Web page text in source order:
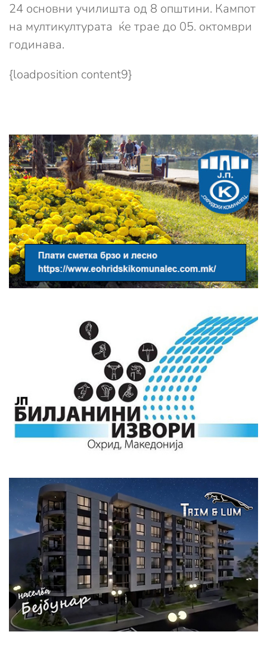
24 основни училишта од 8 општини. Кампот
на мултикултурата ќе трае до 05. октомври
годинава.
{loadposition content9}